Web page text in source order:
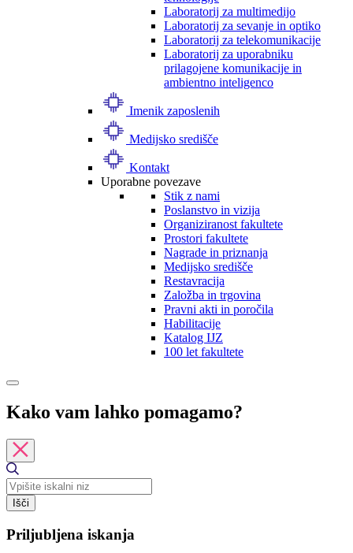
Laboratorij za multimedijo
Laboratorij za sevanje in optiko
Laboratorij za telekomunikacije
Laboratorij za uporabniku
prilagojene komunikacije in
ambientno inteligenco
Imenik zaposlenih
Medijsko središče
Kontakt
Uporabne povezave
Stik z nami
Poslanstvo in vizija
Organiziranost fakultete
Prostori fakultete
Nagrade in priznanja
Medijsko središče
Restavracija
Založba in trgovina
Pravni akti in poročila
Habilitacije
Katalog IJZ
100 let fakultete
Kako vam lahko pomagamo?
Išči
Priljubljena iskanja